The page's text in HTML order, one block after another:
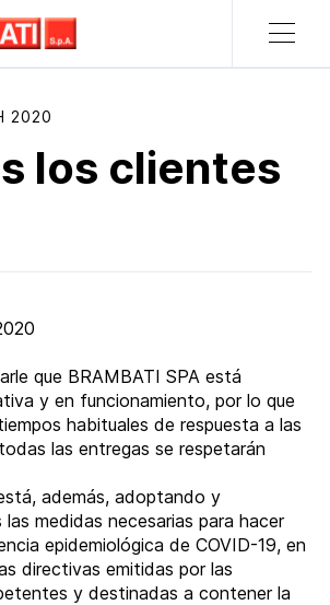
2020
los clientes
que BRAMBATI SPA está
y en funcionamiento, por lo que
habituales de respuesta a las
las entregas se respetarán
además, adoptando y
medidas necesarias para hacer
epidemiológica de COVID-19, en
directivas emitidas por las
y destinadas a contener la